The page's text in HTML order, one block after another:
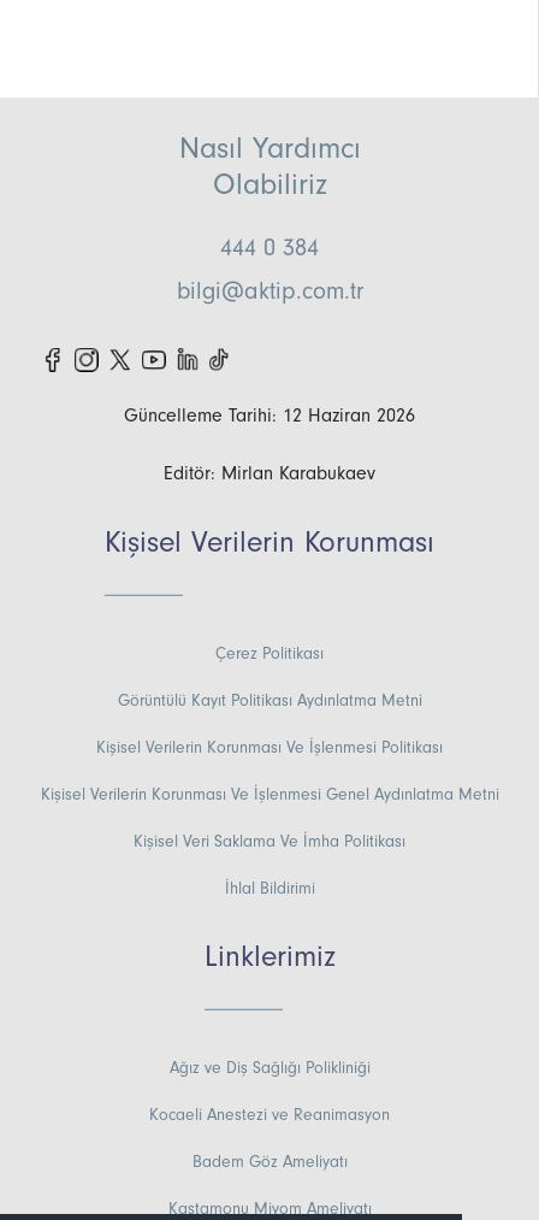
Nasıl Yardımcı
Olabiliriz
444 0 384
bilgi@aktip.com.tr
Güncelleme Tarihi: 12 Haziran 2026
Editör: Mirlan Karabukaev
Kişisel Verilerin Korunması
Çerez Politikası
Görüntülü Kayıt Politikası Aydınlatma Metni
Kişisel Verilerin Korunması Ve İşlenmesi Politikası
Kişisel Verilerin Korunması Ve İşlenmesi Genel Aydınlatma Metni
Kişisel Veri Saklama Ve İmha Politikası
İhlal Bildirimi
Linklerimiz
Ağız ve Diş Sağlığı Polikliniği
Kocaeli Anestezi ve Reanimasyon
Badem Göz Ameliyatı
Kastamonu Miyom Ameliyatı